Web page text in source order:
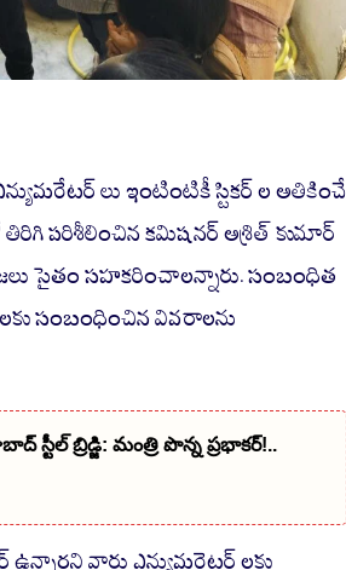
లు ఇంటింటికీ స్టికర్ ల అతికించే
పరిశీలించిన కమిషనర్ అశ్రిత్ కుమార్
సైతం సహకరించాలన్నారు. సంబంధిత
సంబంధించిన వివరాలను
స్టీల్ బ్రిడ్జి: మంత్రి పొన్న ప్రభాకర్!..